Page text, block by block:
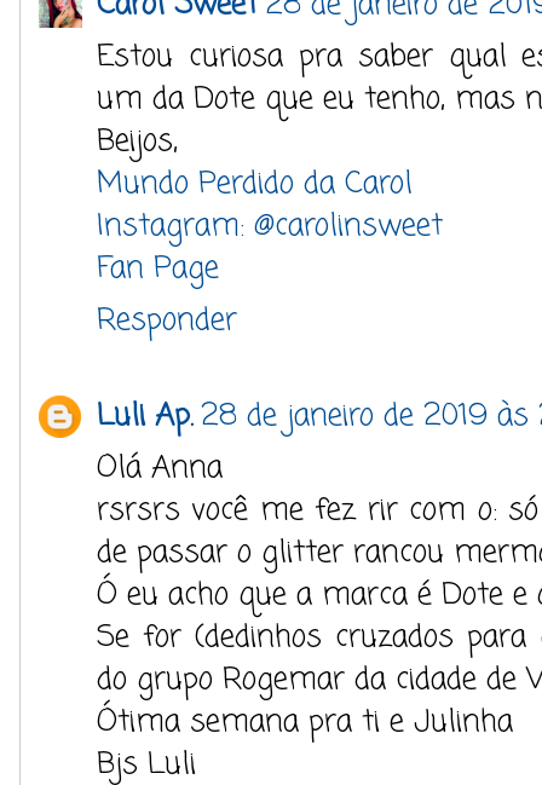
Estou curiosa pra saber qual
um da Dote que eu tenho, mas
Beijos,
Mundo Perdido da Carol
Instagram: @carolinsweet
Fan Page
Responder
Luli Ap.28 de janeiro de 2019 às
Olá Anna
rsrsrs você me fez rir com o:
de passar o glitter rancou
Ó eu acho que a marca é Dote e
Se for (dedinhos cruzados
do grupo Rogemar da cidade de
Ótima semana pra ti e Julinha
Bjs Luli